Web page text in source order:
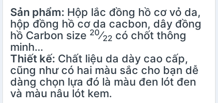
Sản phẩm: Hộp lắc đồng hồ cơ vỏ da,
hộp đồng hồ cơ da cacbon, dây đồng
hồ Carbon size 20⁄22 có chốt thông
minh…
Thiết kế: Chất liệu da dày cao cấp,
cũng như có hai màu sắc cho bạn dễ
dàng chọn lựa đó là màu đen lót đen
và màu nâu lót kem.